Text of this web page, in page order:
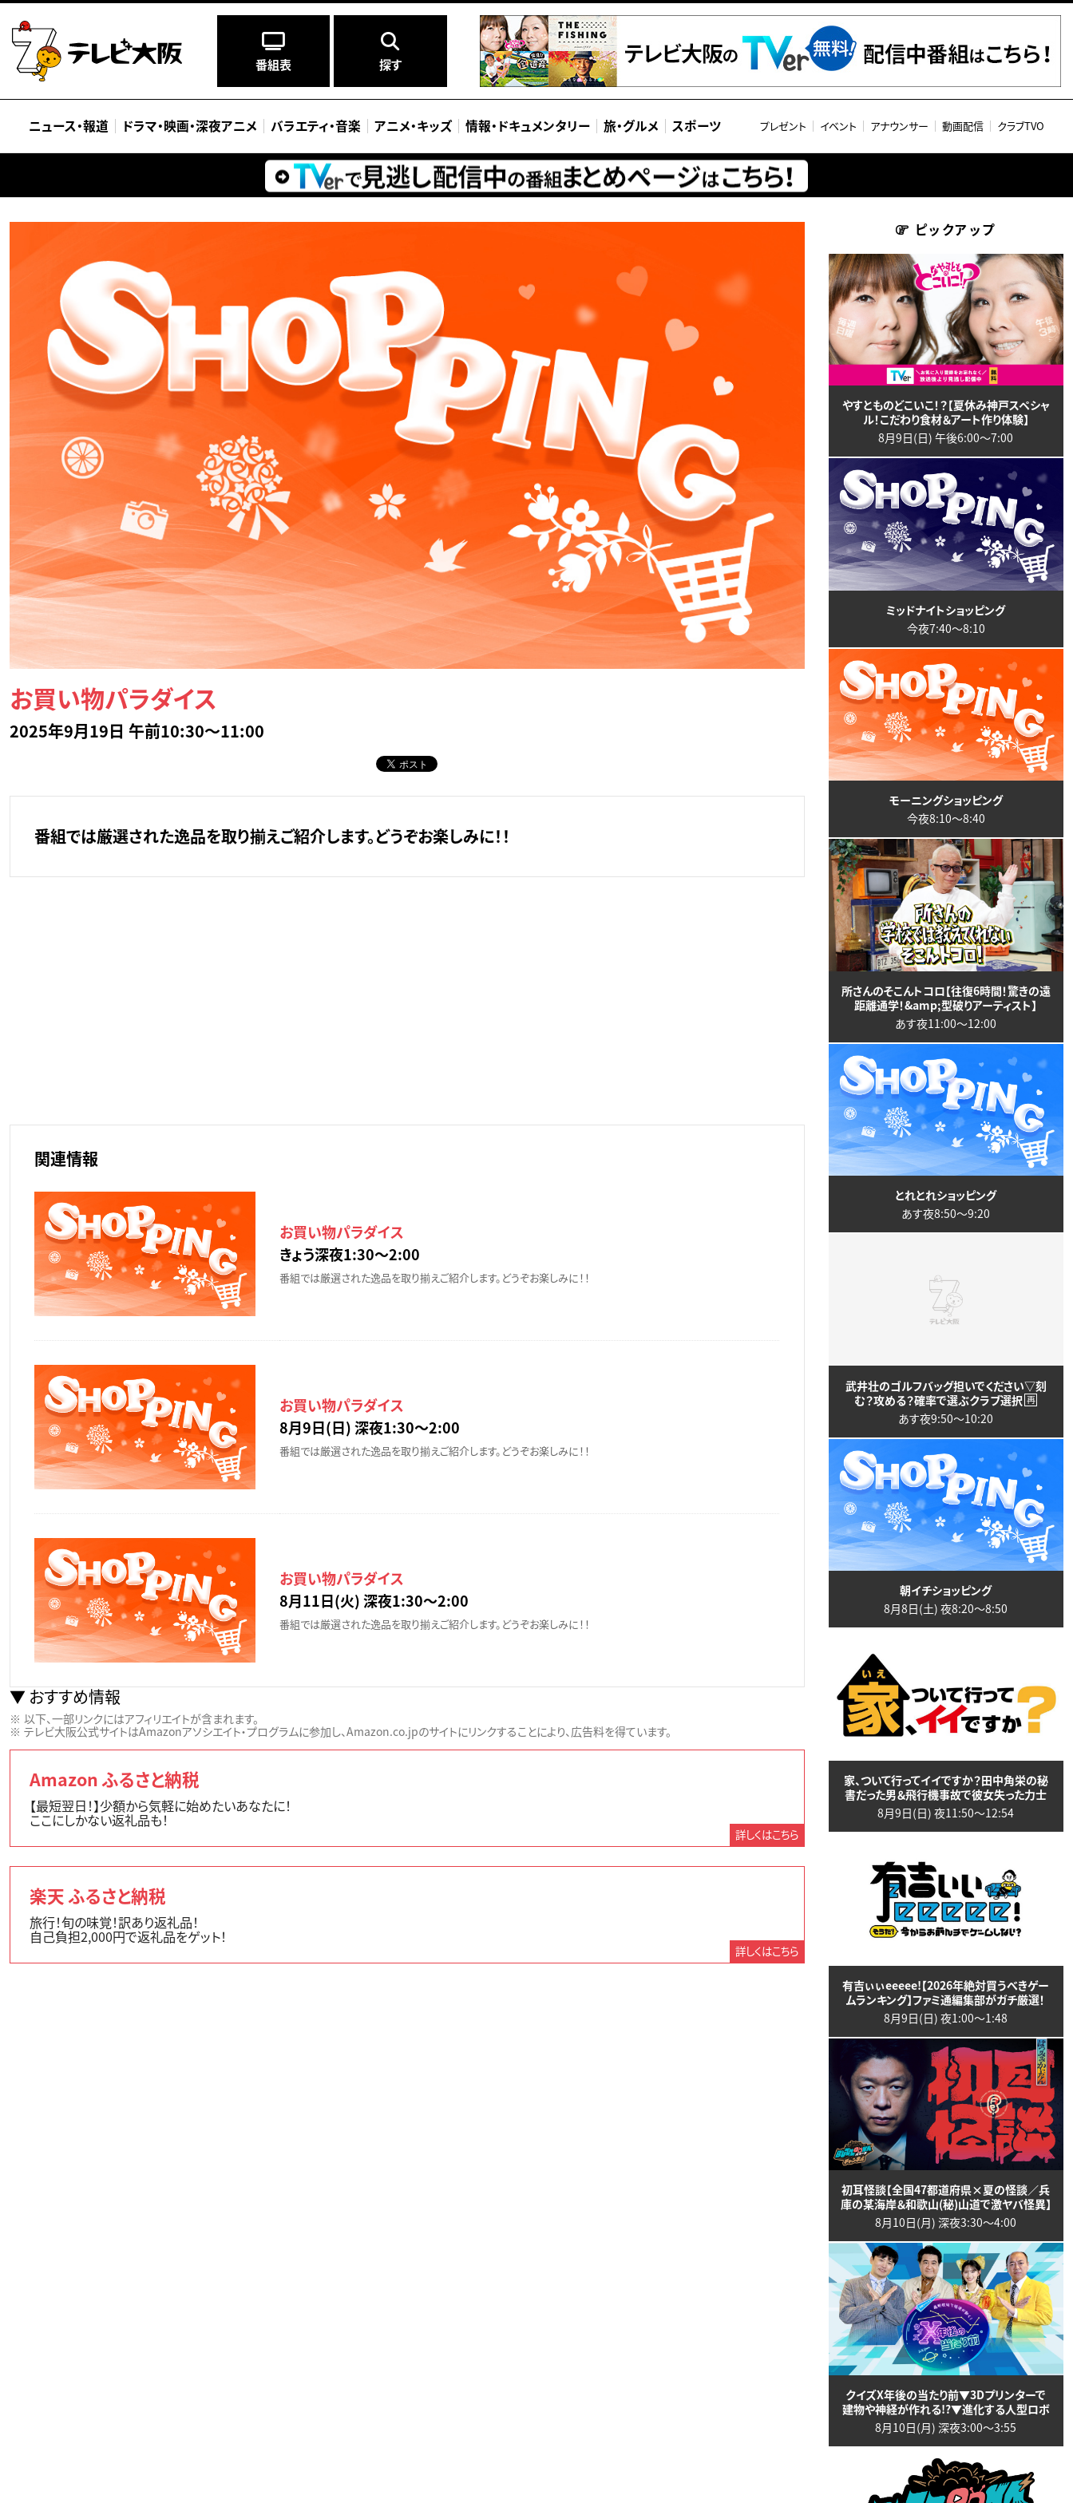
番組表 探す
ニュース・報道 ドラマ・映画・深夜アニメ バラエティ・音楽 アニメ・キッズ 情報・ ドキュメンタリー 旅・グルメ スポーツ プレゼント イベント アナウンサー 動画配信 クラブTVO
お買い物パラダイス
2025年9月19日 午前10:30～11:00
番組では厳選された逸品を取り揃えご紹介します。どうぞお楽しみに！！
関連情報
お買い物パラダイス
きょう深夜1:30〜2:00
番組では厳選された逸品を取り揃えご紹介します。どうぞお楽しみに！！
お買い物パラダイス
8月9日(日) 深夜1:30〜2:00
番組では厳選された逸品を取り揃えご紹介します。どうぞお楽しみに！！
お買い物パラダイス
8月11日(火) 深夜1:30〜2:00
番組では厳選された逸品を取り揃えご紹介します。どうぞお楽しみに！！
おすすめ情報
以下、一部リンクにはアフィリエイトが含まれます。
テレビ大阪公式サイトはAmazonアソシエイト・プログラムに参加し、Amazon.co.jpのサイトにリンクすることにより、広告料を得ています。
Amazon ふるさと納税
【最短翌日！】少額から気軽に始めたいあなたに！
ここにしかない返礼品も！
詳しくはこちら
楽天 ふるさと納税
旅行！旬の味覚！訳あり返礼品！
自己負担2,000円で返礼品をゲット！
詳しくはこちら
ピックアップ
やすとものどこいこ！？【夏休み神戸スペシャ
ル！こだわり食材＆アート作り体験】
8月9日(日) 午後6:00〜7:00
ミッドナイトショッピング
今夜7:40〜8:10
モーニングショッピング
今夜8:10〜8:40
所さんのそこんトコロ【往復6時間！驚きの遠
距離通学！&amp;型破りアーティスト】
あす夜11:00〜12:00
とれとれショッピング
あす夜8:50〜9:20
武井壮のゴルフバッグ担いでください▽刻
む？攻める？確率で選ぶクラブ選択 再
あす夜9:50〜10:20
朝イチショッピング
8月8日(土) 夜8:20〜8:50
家、ついて行ってイイですか？田中角栄の秘
書だった男＆飛行機事故で彼女失った力士
8月9日(日) 夜11:50〜12:54
有吉ぃぃeeeee!【2026年絶対買うべきゲー
ムランキング】ファミ通編集部がガチ厳選！
8月9日(日) 夜1:00〜1:48
初耳怪談【全国47都道府県×夏の怪談／兵
庫の某海岸＆和歌山(秘)山道で激ヤバ怪異】
8月10日(月) 深夜3:30〜4:00
クイズX年後の当たり前▼3Dプリンターで
建物や神経が作れる!?▼進化する人型ロボ
8月10日(月) 深夜3:00〜3:55